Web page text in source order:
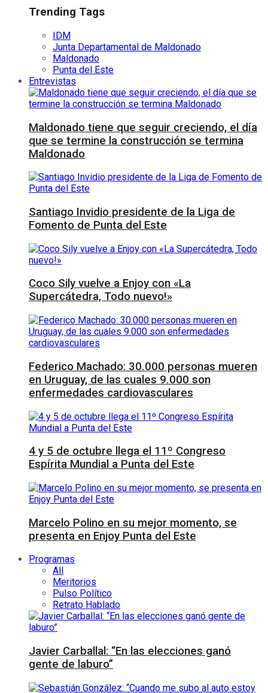
Trending Tags
IDM
Junta Departamental de Maldonado
Maldonado
Punta del Este
Entrevistas
Maldonado tiene que seguir creciendo, el día
que se termine la construcción se termina
Maldonado
Santiago Invidio presidente de la Liga de
Fomento de Punta del Este
Coco Sily vuelve a Enjoy con «La
Supercátedra, Todo nuevo!»
Federico Machado: 30.000 personas mueren
en Uruguay, de las cuales 9.000 son
enfermedades cardiovasculares
4 y 5 de octubre llega el 11º Congreso
Espírita Mundial a Punta del Este
Marcelo Polino en su mejor momento, se
presenta en Enjoy Punta del Este
Programas
All
Meritorios
Pulso Político
Retrato Hablado
Javier Carballal: “En las elecciones ganó
gente de laburo”